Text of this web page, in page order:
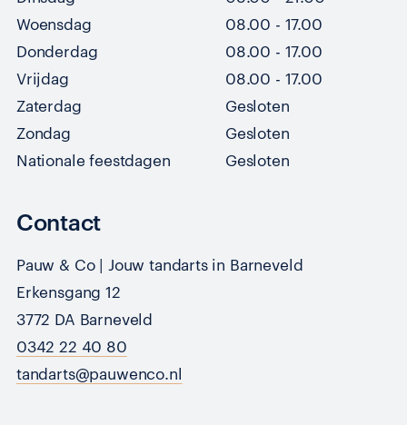
Woensdag
08.00 - 17.00
Donderdag
08.00 - 17.00
Vrijdag
08.00 - 17.00
Zaterdag
Gesloten
Zondag
Gesloten
Nationale feestdagen
Gesloten
Contact
Pauw & Co | Jouw tandarts in Barneveld
Erkensgang 12
3772 DA Barneveld
0342 22 40 80
tandarts@pauwenco.nl